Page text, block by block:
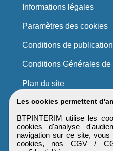
Les cookies permettent
BTPINTERIM utilise les
cookies d'analyse
navigation sur ce site,
cookies, nos CGV /
Informations légales
Paramètres des cookies
Conditions de publication
Conditions Générales de
Plan du site